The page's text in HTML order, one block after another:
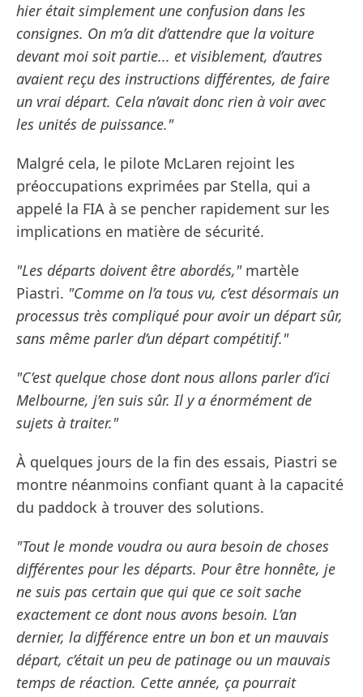
hier était simplement une confusion dans les
consignes. On m’a dit d’attendre que la voiture
devant moi soit partie... et visiblement, d’autres
avaient reçu des instructions différentes, de faire
un vrai départ. Cela n’avait donc rien à voir avec
les unités de puissance."
Malgré cela, le pilote McLaren rejoint les
préoccupations exprimées par Stella, qui a
appelé la FIA à se pencher rapidement sur les
implications en matière de sécurité.
"Les départs doivent être abordés,"martèle
Piastri. "Comme on l’a tous vu, c’est désormais un
processus très compliqué pour avoir un départ sûr,
sans même parler d’un départ compétitif."
"C’est quelque chose dont nous allons parler d’ici
Melbourne, j’en suis sûr. Il y a énormément de
sujets à traiter."
À quelques jours de la fin des essais, Piastri se
montre néanmoins confiant quant à la capacité
du paddock à trouver des solutions.
"Tout le monde voudra ou aura besoin de choses
différentes pour les départs. Pour être honnête, je
ne suis pas certain que qui que ce soit sache
exactement ce dont nous avons besoin. L’an
dernier, la différence entre un bon et un mauvais
départ, c’était un peu de patinage ou un mauvais
temps de réaction. Cette année, ça pourrait